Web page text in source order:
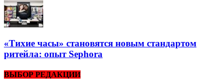
«Тихие часы» становятся новым стандартом
ритейла: опыт Sephora
ВЫБОР РЕДАКЦИИ